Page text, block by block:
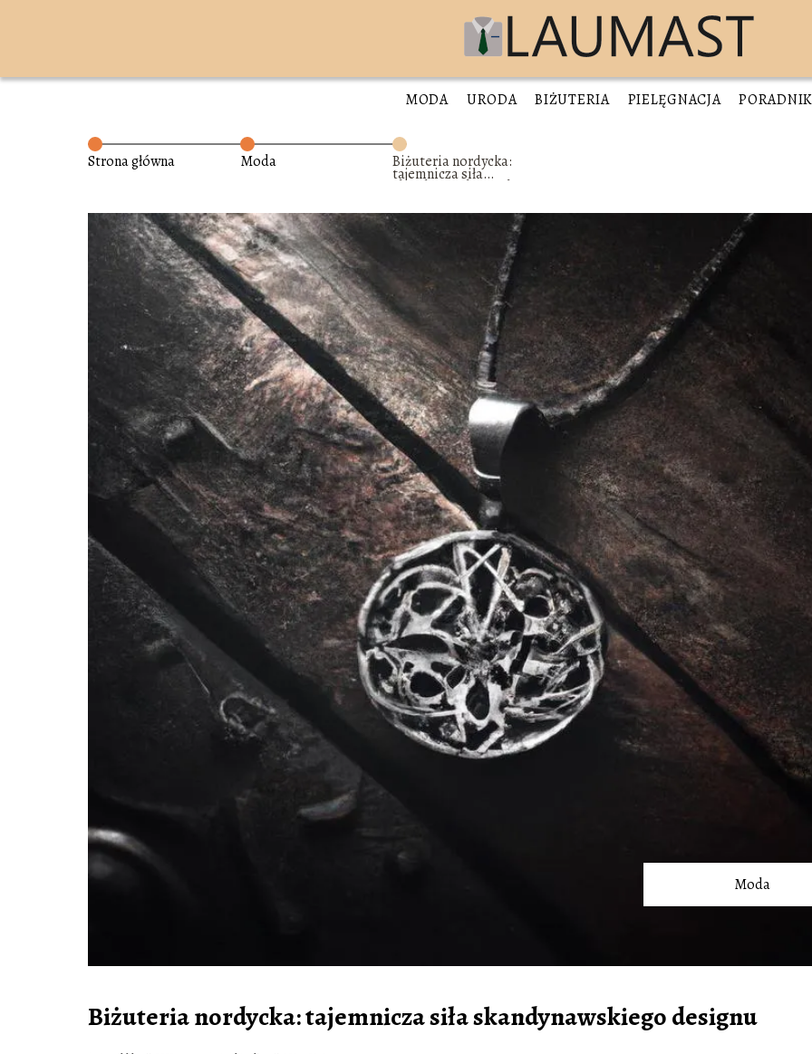
MODA URODA BIŻUTERIA PIELĘGNACJA PORADNIK
Strona główna Moda Biżuteria nordycka:
tajemnicza siła
skandynawskiego designu
Moda
Biżuteria nordycka: tajemnicza siła skandynawskiego designu